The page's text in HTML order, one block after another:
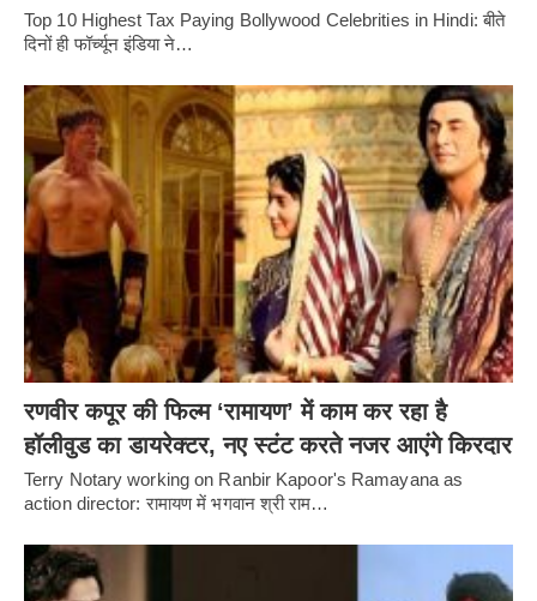
Top 10 Highest Tax Paying Bollywood Celebrities in Hindi: बीते
दिनों ही फॉर्च्यून इंडिया ने…
रणवीर कपूर की फिल्म ‘रामायण’ में काम कर रहा है
हॉलीवुड का डायरेक्टर, नए स्टंट करते नजर आएंगे किरदार
Terry Notary working on Ranbir Kapoor's Ramayana as
action director: रामायण में भगवान श्री राम…